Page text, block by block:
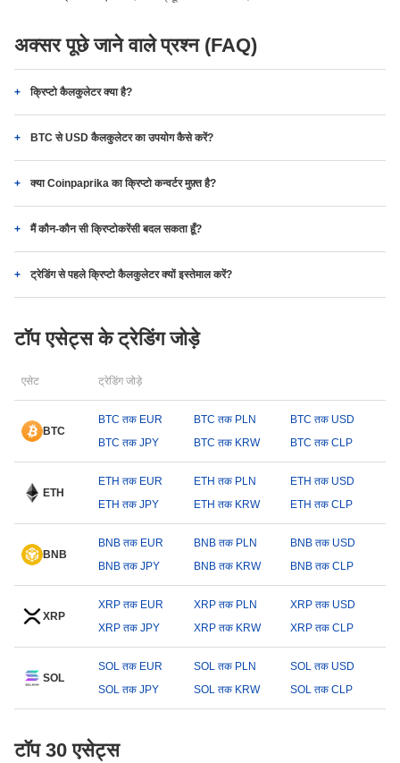
अक्सर पूछे जाने वाले प्रश्न (FAQ)
क्रिप्टो कैलकुलेटर क्या है?
BTC से USD कैलकुलेटर का उपयोग कैसे करें?
क्या Coinpaprika का क्रिप्टो कन्वर्टर मुफ़्त है?
मैं कौन-कौन सी क्रिप्टोकरेंसी बदल सकता हूँ?
ट्रेडिंग से पहले क्रिप्टो कैलकुलेटर क्यों इस्तेमाल करें?
टॉप एसेट्स के ट्रेडिंग जोड़े
एसेट ट्रेडिंग जोड़े
BTC
BTC तक EUR BTC तक PLN
BTC तक USD
BTC तक JPY
BTC तक KRW BTC तक CLP
ETH
ETH तक EUR ETH तक PLN
ETH तक USD
ETH तक JPY
ETH तक KRW ETH तक CLP
BNB
BNB तक EUR BNB तक PLN
BNB तक USD
BNB तक JPY
BNB तक KRW BNB तक CLP
XRP
XRP तक EUR XRP तक PLN
XRP तक USD
XRP तक JPY
XRP तक KRW XRP तक CLP
SOL
SOL तक EUR SOL तक PLN
SOL तक USD
SOL तक JPY
SOL तक KRW SOL तक CLP
टॉप 30 एसेट्स